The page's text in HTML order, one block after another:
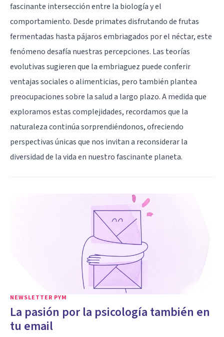
fascinante intersección entre la biología y el
comportamiento. Desde primates disfrutando de frutas
fermentadas hasta pájaros embriagados por el néctar, este
fenómeno desafía nuestras percepciones. Las teorías
evolutivas sugieren que la embriaguez puede conferir
ventajas sociales o alimenticias, pero también plantea
preocupaciones sobre la salud a largo plazo. A medida que
exploramos estas complejidades, recordamos que la
naturaleza continúa sorprendiéndonos, ofreciendo
perspectivas únicas que nos invitan a reconsiderar la
diversidad de la vida en nuestro fascinante planeta.
NEWSLETTER PYM
La pasión por la psicología también en
tu email